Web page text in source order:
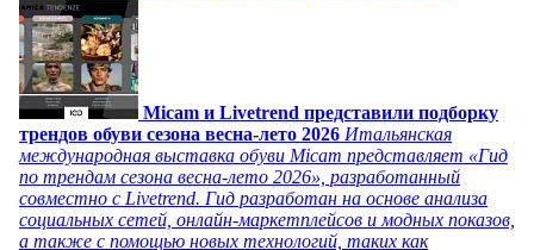
Micam и Livetrend представили подборку
трендов обуви сезона весна-лето 2026 Итальянская
международная выставка обуви Micam представляет «Гид
по трендам сезона весна-лето 2026», разработанный
совместно с Livetrend. Гид разработан на основе анализа
социальных сетей, онлайн-маркетплейсов и модных показов,
а также с помощью новых технологий, таких как